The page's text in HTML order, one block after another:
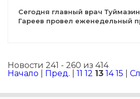
Сегодня главный врач
Гареев провел еженедельный
Новости 241 - 260 из 414
Начало
Пред. 11 12 13 14 15